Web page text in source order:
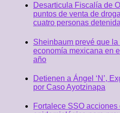
Desarticula Fiscalía de
puntos de venta de
cuatro personas
Sheinbaum prevé que
economía mexicana en
año
Detienen a Ángel ‘N’,
por Caso Ayotzinapa
Fortalece SSO